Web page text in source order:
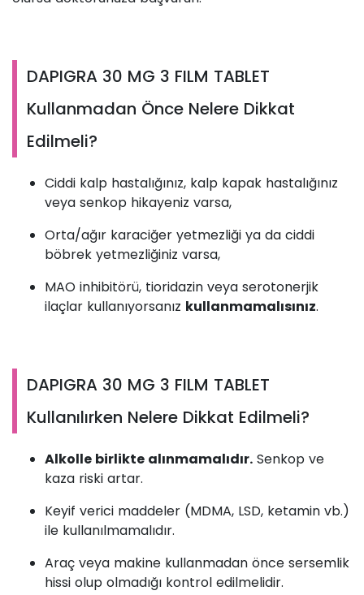
DAPIGRA 30 MG 3 FILM TABLET
Kullanmadan Önce Nelere Dikkat
Edilmeli?
Ciddi kalp hastalığınız, kalp kapak hastalığınız
veya senkop hikayeniz varsa,
Orta/ağır karaciğer yetmezliği ya da ciddi
böbrek yetmezliğiniz varsa,
MAO inhibitörü, tioridazin veya serotonerjik
ilaçlar kullanıyorsanız kullanmamalısınız.
DAPIGRA 30 MG 3 FILM TABLET
Kullanılırken Nelere Dikkat Edilmeli?
Alkolle birlikte alınmamalıdır. Senkop ve
kaza riski artar.
Keyif verici maddeler (MDMA, LSD, ketamin vb.)
ile kullanılmamalıdır.
Araç veya makine kullanmadan önce sersemlik
hissi olup olmadığı kontrol edilmelidir.